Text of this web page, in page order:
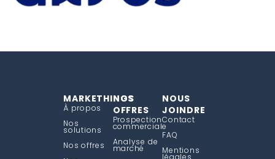
MARKETHINGS
À propos
Nos
solutions
Nos offres
NOS
OFFRES
Prospection
commerciale
Analyse de
marché
NOUS
JOINDRE
Contact
FAQ
Mentions